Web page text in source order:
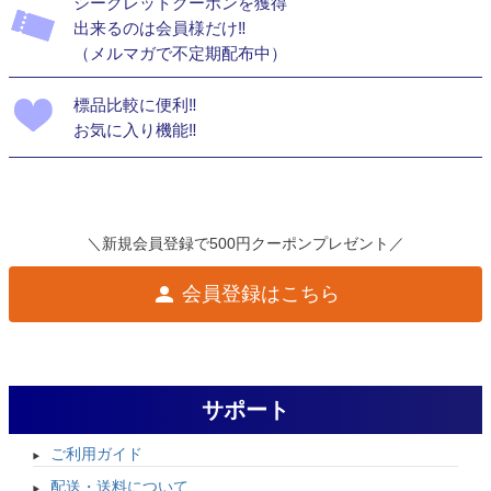
出来るのは会員様だけ‼
（メルマガで不定期配布中）
標品比較に便利‼
お気に入り機能‼
＼新規会員登録で500円クーポンプレゼント／
会員登録はこちら
サポート
ご利用ガイド
配送・送料について